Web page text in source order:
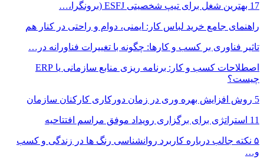
17 بهترین شغل برای تیپ شخصیتی ESFJ (برونگرا،…
راهنمای جامع خرید لباس کار: ایمنی، دوام و راحتی در کنار هم
تاثیر فناوری بر کسب و کارها: چگونه با تغییرات فناورانه در…
اصطلاحات کسب و کار: برنامه ریزی منابع سازمانی یا ERP
چیست؟
5 روش افزایش بهره وری در زمان دورکاری کارکنان سازمان
11 استراتژی برای برگزاری رویداد موفق مراسم افتتاحیه
۵ نکته جالب درباره کاربرد روانشناسی رنگ ها در زندگی و کسب
و…